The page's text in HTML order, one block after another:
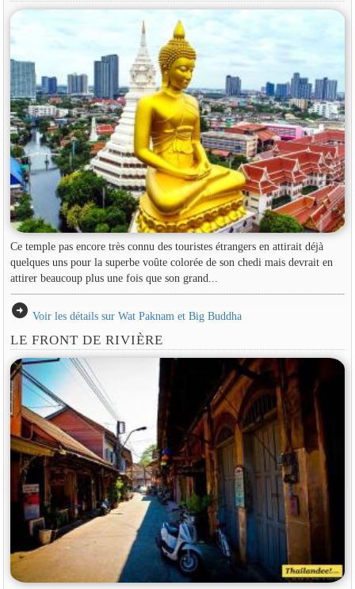
Ce temple pas encore très connu des touristes étrangers en attirait déjà
quelques uns pour la superbe voûte colorée de son chedi mais devrait en
attirer beaucoup plus une fois que son grand...
arrow_circle_right Voir les détails sur Wat Paknam et Big Buddha
LE FRONT DE RIVIÈRE